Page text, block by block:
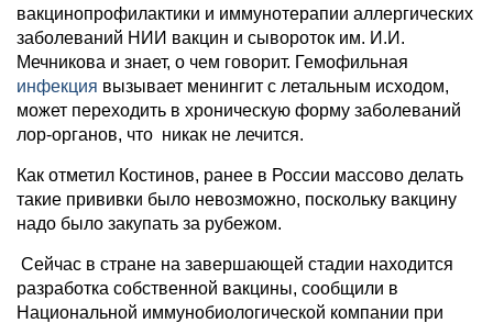
вакцинопрофилактики и иммунотерапии аллергических
заболеваний НИИ вакцин и сывороток им. И.И.
Мечникова и знает, о чем говорит. Гемофильная
инфекция вызывает менингит с летальным исходом,
может переходить в хроническую форму заболеваний
лор-органов, что никак не лечится.
Как отметил Костинов, ранее в России массово делать
такие прививки было невозможно, поскольку вакцину
надо было закупать за рубежом.
Сейчас в стране на завершающей стадии находится
разработка собственной вакцины, сообщили в
Национальной иммунобиологической компании при